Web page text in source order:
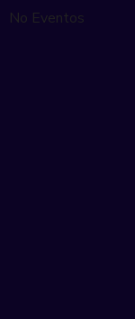
No Eventos